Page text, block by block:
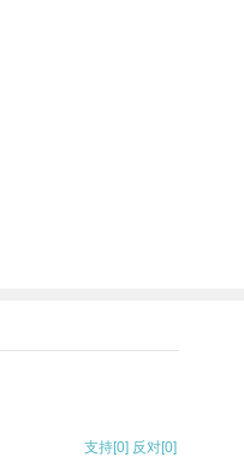
支持[0] 反对[0]